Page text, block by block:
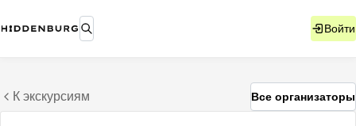
Войти
К экскурсиям Все организаторы